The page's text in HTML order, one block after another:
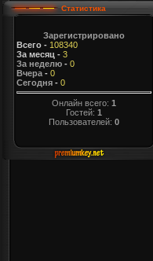
Статистика
Зарегистрировано
Всего - 108340
За месяц - 3
За неделю - 0
Вчера - 0
Сегодня - 0
Онлайн всего: 1
Гостей: 1
Пользователей: 0